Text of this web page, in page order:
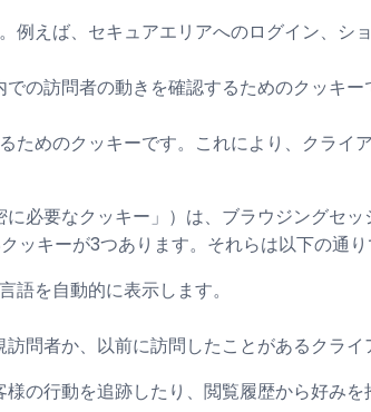
えば、セキュアエリアへのログイン、シ
の訪問者の動きを確認するためのクッキ
ためのクッキーです。これにより、クラ
必要なクッキー」）は、ブラウジングセ
キーが3つあります。それらは以下の通り
を自動的に表示します。
問者か、以前に訪問したことがあるクライ
の行動を追跡したり、閲覧履歴から好み